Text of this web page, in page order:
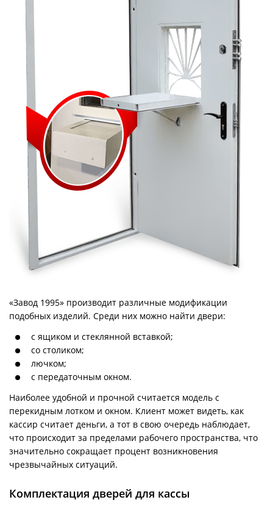
«Завод 1995» производит различные модификации
подобных изделий. Среди них можно найти двери:
с ящиком и стеклянной вставкой;
со столиком;
лючком;
с передаточным окном.
Наиболее удобной и прочной считается модель с
перекидным лотком и окном. Клиент может видеть, как
кассир считает деньги, а тот в свою очередь наблюдает,
что происходит за пределами рабочего пространства, что
значительно сокращает процент возникновения
чрезвычайных ситуаций.
Комплектация дверей для кассы